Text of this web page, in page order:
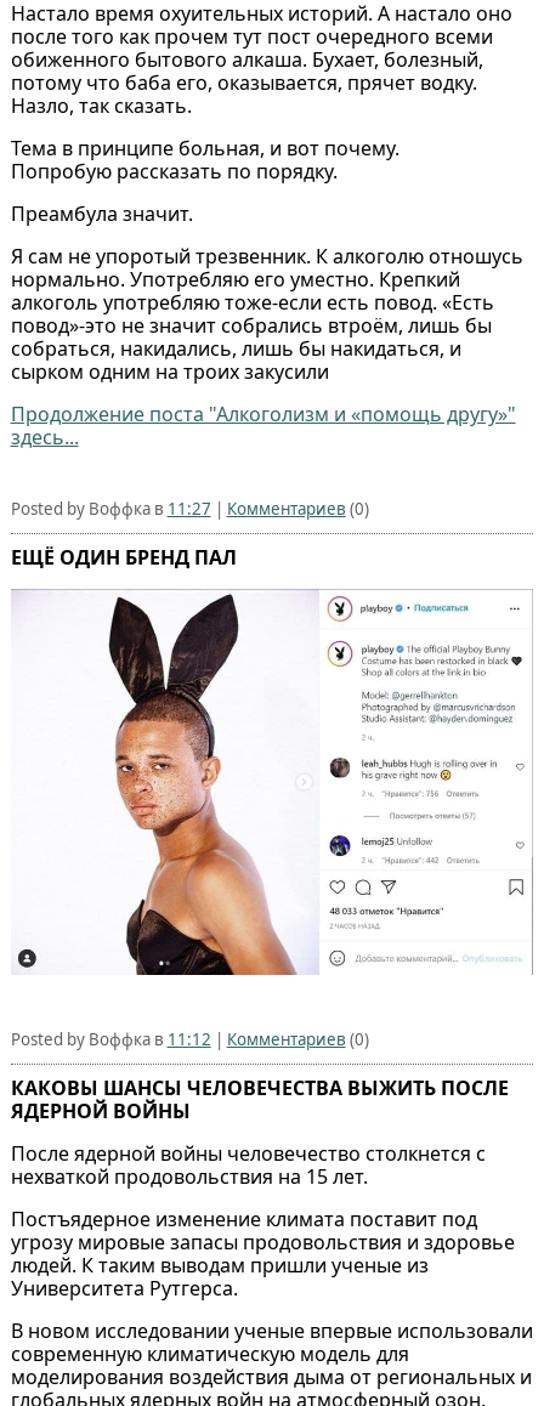
Настало время охуительных историй. А настало оно
после того как прочем тут пост очередного всеми
обиженного бытового алкаша. Бухает, болезный,
потому что баба его, оказывается, прячет водку.
Назло, так сказать.
Тема в принципе больная, и вот почему.
Попробую рассказать по порядку.
Преамбула значит.
Я сам не упоротый трезвенник. К алкоголю отношусь
нормально. Употребляю его уместно. Крепкий
алкоголь употребляю тоже-если есть повод. «Есть
повод»-это не значит собрались втроём, лишь бы
собраться, накидались, лишь бы накидаться, и
сырком одним на троих закусили
Продолжение поста "Алкоголизм и «помощь другу»"
здесь...
Posted by Воффка в 11:27 | Комментариев (0)
ЕЩЁ ОДИН БРЕНД ПАЛ
Posted by Воффка в 11:12 | Комментариев (0)
КАКОВЫ ШАНСЫ ЧЕЛОВЕЧЕСТВА ВЫЖИТЬ ПОСЛЕ
ЯДЕРНОЙ ВОЙНЫ
После ядерной войны человечество столкнется с
нехваткой продовольствия на 15 лет.
Постъядерное изменение климата поставит под
угрозу мировые запасы продовольствия и здоровье
людей. К таким выводам пришли ученые из
Университета Рутгерса.
В новом исследовании ученые впервые использовали
современную климатическую модель для
моделирования воздействия дыма от региональных и
глобальных ядерных войн на атмосферный озон.